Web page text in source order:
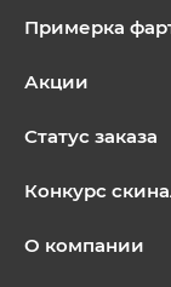
Примерка
Акции
Статус заказа
Конкурс
О компании